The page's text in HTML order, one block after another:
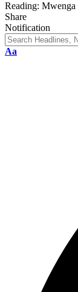
Reading: Mwenga
Share
Notification
Aa